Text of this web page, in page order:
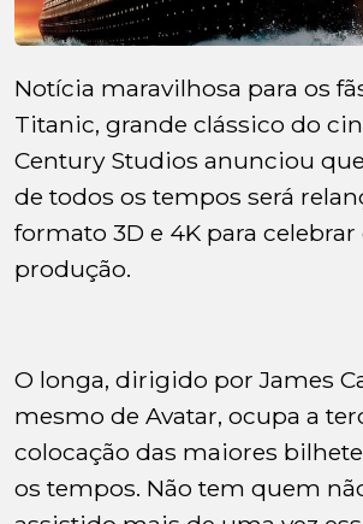
Notícia maravilhosa para os
Titanic, grande clássico do
Century Studios anunciou
de todos os tempos será
formato 3D e 4K para celebrar
produção.
O longa, dirigido por James
mesmo de Avatar, ocupa a
colocação das maiores
os tempos. Não tem quem